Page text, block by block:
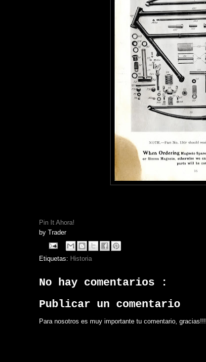
Pin It Ahora!
by Trader
Etiquetas: Historia
No hay comentarios :
Publicar un comentario
Para nosotros es muy importante tu comentario, gracias!!!